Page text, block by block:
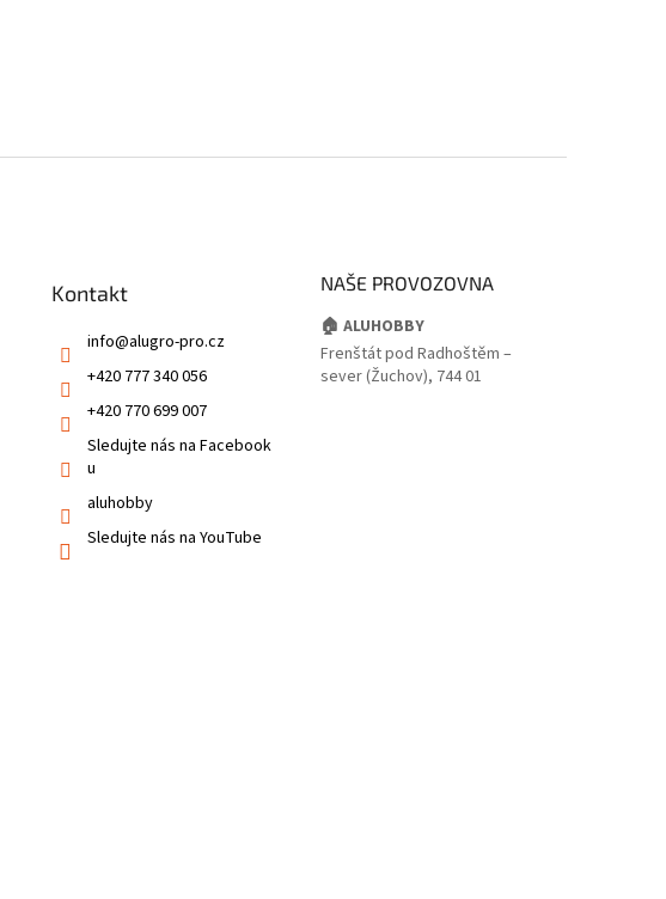
Kontakt
info@alugro-pro.cz
+420 777 340 056
+420 770 699 007
Sledujte nás na Facebook
u
aluhobby
Sledujte nás na YouTube
NAŠE PROVOZOVNA
🏠 ALUHOBBY
Frenštát pod Radhoštěm –
sever (Žuchov), 744 01